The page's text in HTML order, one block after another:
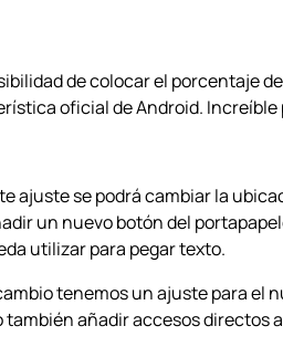
de colocar el porcentaje
oficial de Android.
ajuste se podrá cambiar la
un nuevo botón del
utilizar para pegar texto.
tenemos un ajuste para el
añadir accesos directos